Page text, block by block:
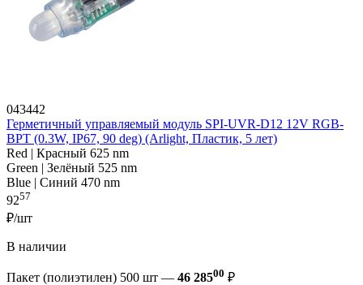
043442
Герметичный управляемый модуль SPI-UVR-D12 12V RGB-
BPT (0.3W, IP67, 90 deg) (Arlight, Пластик, 5 лет)
Red | Красный 625 nm
Green | Зелёный 525 nm
Blue | Синий 470 nm
9257
₽/шт
В наличии
Пакет (полиэтилен) 500 шт — 46 28500 ₽